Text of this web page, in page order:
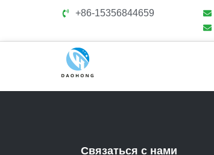
+86-15356844659
Связаться с нами